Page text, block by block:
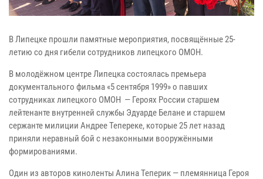
В Липецке прошли памятные мероприятия, посвящённые 25-
летию со дня гибели сотрудников липецкого ОМОН.
В молодёжном центре Липецка состоялась премьера
документального фильма «5 сентября 1999» о павших
сотрудниках липецкого ОМОН — Героях России старшем
лейтенанте внутренней службы Эдуарде Белане и старшем
сержанте милиции Андрее Тепереке, которые 25 лет назад
приняли неравный бой с незаконными вооружёнными
формированиями.
Один из авторов киноленты Алина Теперик — племянница Героя